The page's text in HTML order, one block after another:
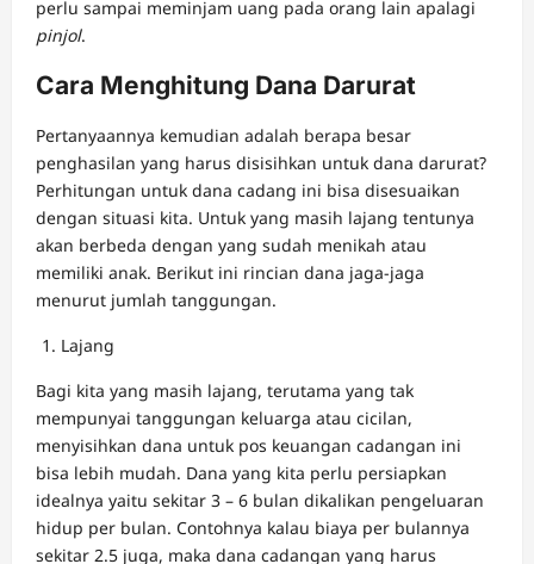
perlu sampai meminjam uang pada orang lain apalagi
pinjol.
Cara Menghitung Dana Darurat
Pertanyaannya kemudian adalah berapa besar
penghasilan yang harus disisihkan untuk dana darurat?
Perhitungan untuk dana cadang ini bisa disesuaikan
dengan situasi kita. Untuk yang masih lajang tentunya
akan berbeda dengan yang sudah menikah atau
memiliki anak. Berikut ini rincian dana jaga-jaga
menurut jumlah tanggungan.
Lajang
Bagi kita yang masih lajang, terutama yang tak
mempunyai tanggungan keluarga atau cicilan,
menyisihkan dana untuk pos keuangan cadangan ini
bisa lebih mudah. Dana yang kita perlu persiapkan
idealnya yaitu sekitar 3 – 6 bulan dikalikan pengeluaran
hidup per bulan. Contohnya kalau biaya per bulannya
sekitar 2.5 juga, maka dana cadangan yang harus